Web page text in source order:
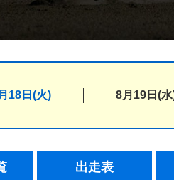
18日(火) 8月19日(水
出走表